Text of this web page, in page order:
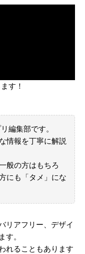
す！
編集部です。
情報を丁寧に解説
般の方はもちろ
にも「タメ」にな
リアフリー、デザイ
す。
れることもあります